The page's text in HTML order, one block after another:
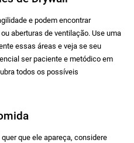
e podem encontrar
aberturas de ventilação. Use uma
essas áreas e veja se seu
ser paciente e metódico em
todos os possíveis
que ele apareça, considere